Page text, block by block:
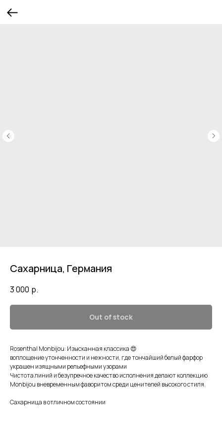
Сахарница, Германия
3 000 р.
Out of stock
Rosenthal Monbijou: Изысканная классика 😍
воплощение утонченности и нежности, где тончайший белый фарфор
украшен изящными рельефными узорами
Чистота линий и безупречное качество исполнения делают коллекцию
Monbijou вневременным фаворитом среди ценителей высокого стиля.
Сахарница в отличном состоянии